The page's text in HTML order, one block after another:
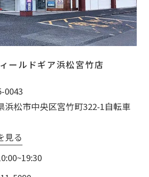
ールドギア浜松宮竹店
0043
浜松市中央区宮竹町322-1自転車
見る